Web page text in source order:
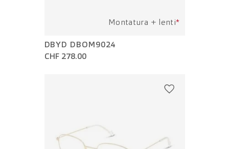
Montatura + lenti*
DBYD DBOM9024
CHF 278.00